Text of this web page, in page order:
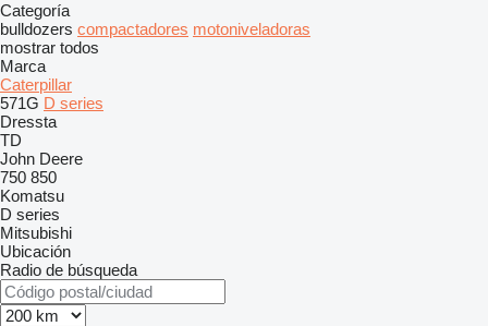
Categoría
bulldozers compactadores motoniveladoras
mostrar todos
Marca
Caterpillar
571G D series
Dressta
TD
John Deere
750 850
Komatsu
D series
Mitsubishi
Ubicación
Radio de búsqueda